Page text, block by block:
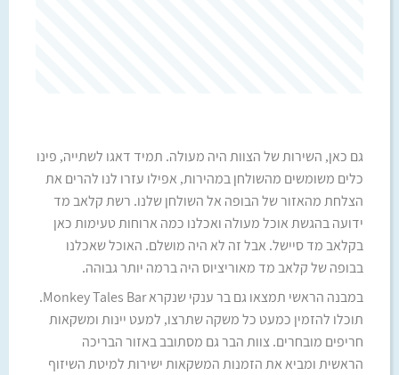
גם כאן, השירות של הצוות היה מעולה. תמיד דאגו לשתייה, פינו
כלים משומשים מהשולחן במהירות, אפילו עזרו לנו להרים את
הצלחת מהאזור של הבופה אל השולחן שלנו. רשת קלאב מד
ידועה בהגשת אוכל מעולה ואכלנו כמה ארוחות טעימות כאן
בקלאב מד סיישל. אבל זה לא היה מושלם. האוכל שאכלנו
בבופה של קלאב מד מאוריציוס היה ברמה יותר גבוהה.
במבנה הראשי תמצאו גם בר ענקי שנקרא Monkey Tales Bar.
תוכלו להזמין כמעט כל משקה שתרצו, למעט יינות ומשקאות
חריפים מובחרים. צוות הבר גם מסתובב באזור הבריכה
הראשית ומביא את הזמנות המשקאות ישירות למיטת השיזוף